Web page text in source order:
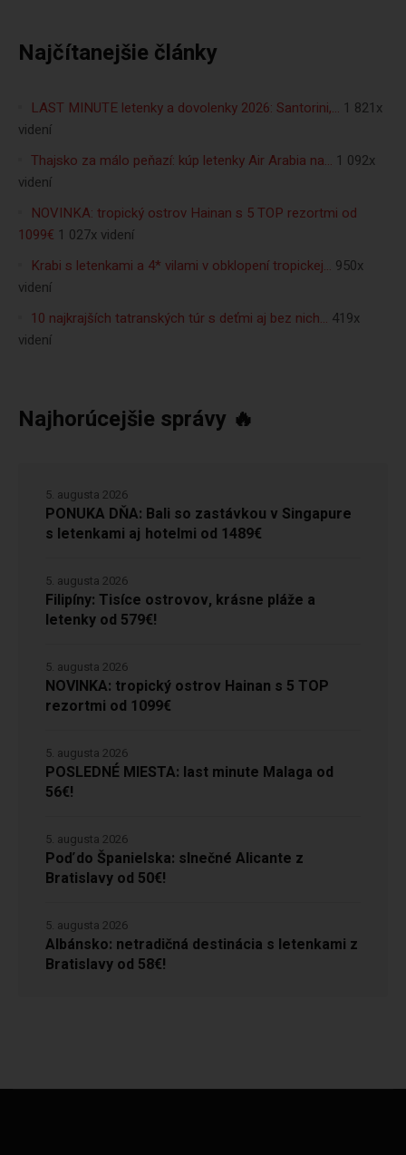
Najčítanejšie články
LAST MINUTE letenky a dovolenky 2026: Santorini,… 1 821x
videní
Thajsko za málo peňazí: kúp letenky Air Arabia na… 1 092x
videní
NOVINKA: tropický ostrov Hainan s 5 TOP rezortmi od
1099€ 1 027x videní
Krabi s letenkami a 4* vilami v obklopení tropickej… 950x
videní
10 najkrajších tatranských túr s deťmi aj bez nich… 419x
videní
Najhorúcejšie správy 🔥
PONUKA DŇA: Bali so zastávkou v Singapure
s letenkami aj hotelmi od 1489€
5. augusta 2026
Filipíny: Tisíce ostrovov, krásne pláže a
letenky od 579€!
5. augusta 2026
NOVINKA: tropický ostrov Hainan s 5 TOP
rezortmi od 1099€
5. augusta 2026
POSLEDNÉ MIESTA: last minute Malaga od
56€!
5. augusta 2026
Poď do Španielska: slnečné Alicante z
Bratislavy od 50€!
5. augusta 2026
Albánsko: netradičná destinácia s letenkami z
Bratislavy od 58€!
5. augusta 2026